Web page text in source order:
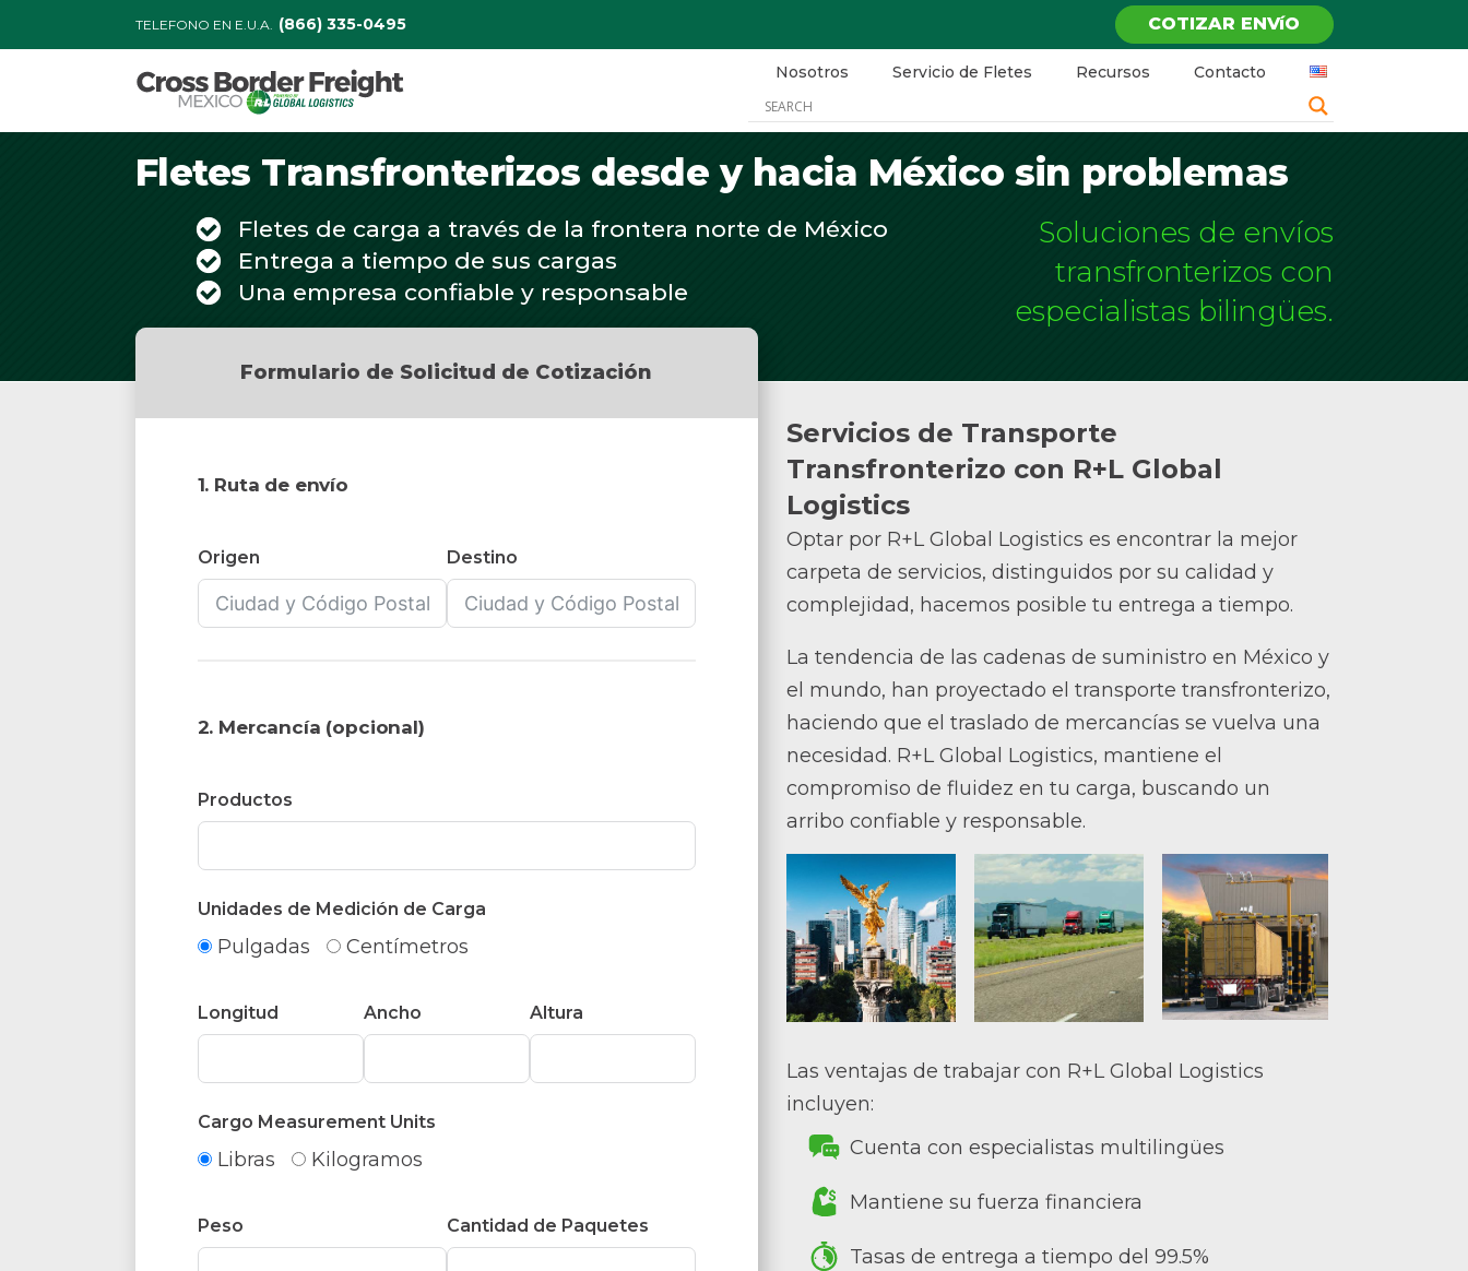
TELEFONO EN E.U.A. (866) 335-0495 COTIZAR ENVíO
Nosotros Servicio de Fletes Recursos Contacto
Fletes Transfronterizos desde y hacia México sin problemas
Fletes de carga a través de la frontera norte de México
Entrega a tiempo de sus cargas
Una empresa confiable y responsable
Soluciones de envíos
transfronterizos con
especialistas bilingües.
Formulario de Solicitud de Cotización
1. Ruta de envío
Origen Destino
2. Mercancía (opcional)
Productos
Unidades de Medición de Carga
Pulgadas Centímetros
Longitud Ancho Altura
Cargo Measurement Units
Libras Kilogramos
Peso Cantidad de Paquetes
Servicios de Transporte
Transfronterizo con R+L Global
Logistics
Optar por R+L Global Logistics es encontrar la mejor
carpeta de servicios, distinguidos por su calidad y
complejidad, hacemos posible tu entrega a tiempo.
La tendencia de las cadenas de suministro en México y
el mundo, han proyectado el transporte transfronterizo,
haciendo que el traslado de mercancías se vuelva una
necesidad. R+L Global Logistics, mantiene el
compromiso de fluidez en tu carga, buscando un
arribo confiable y responsable.
Las ventajas de trabajar con R+L Global Logistics
incluyen:
Cuenta con especialistas multilingües
Mantiene su fuerza financiera
Tasas de entrega a tiempo del 99.5%